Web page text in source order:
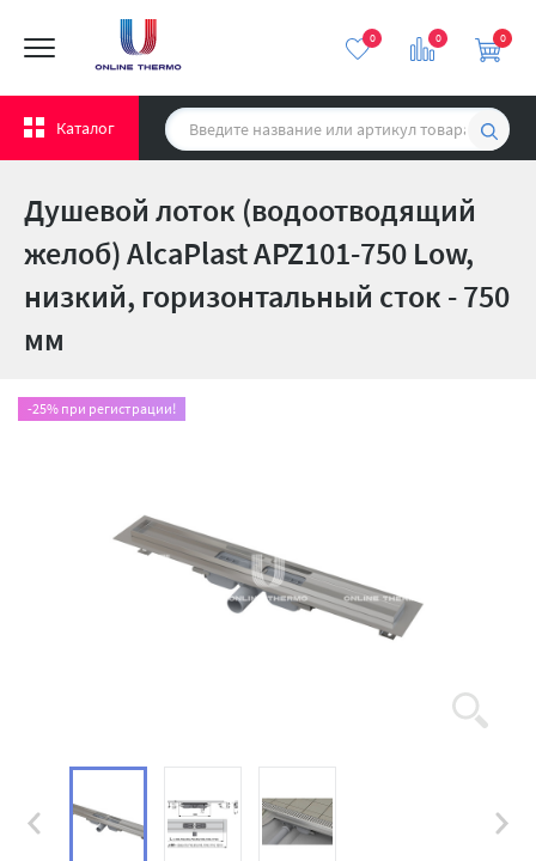
0 0
Каталог
0
Душевой лоток (водоотводящий
желоб) AlcaPlast APZ101-750 Low,
низкий, горизонтальный сток - 750
мм
-25% при регистрации!